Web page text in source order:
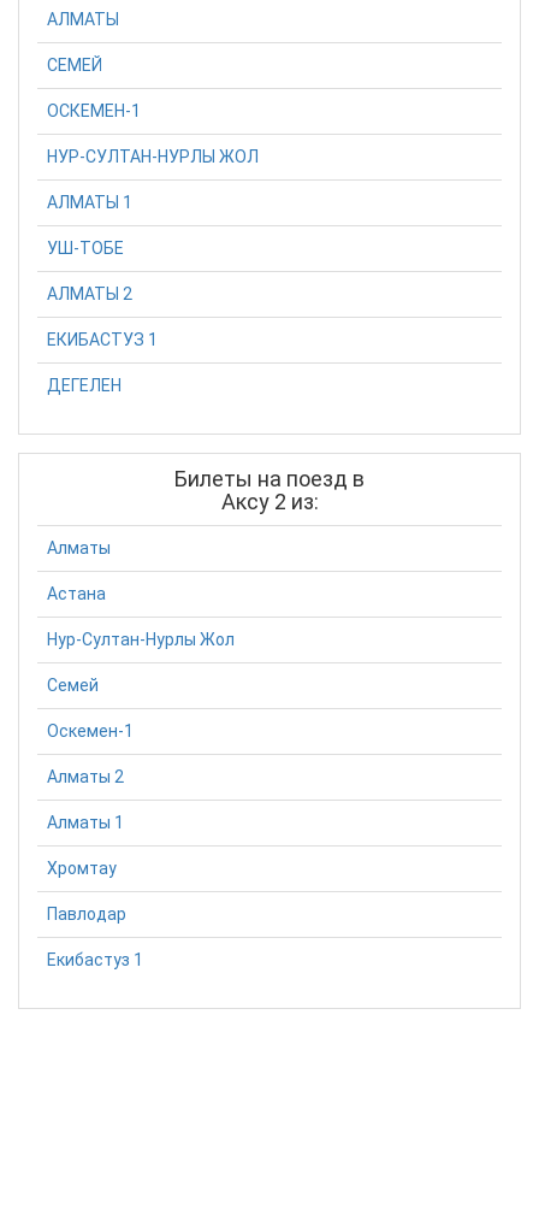
АЛМАТЫ
СЕМЕЙ
ОСКЕМЕН-1
НУР-СУЛТАН-НУРЛЫ ЖОЛ
АЛМАТЫ 1
УШ-ТОБЕ
АЛМАТЫ 2
ЕКИБАСТУЗ 1
ДЕГЕЛЕН
Билеты на поезд в
Аксу 2 из:
Алматы
Астана
Нур-Султан-Нурлы Жол
Семей
Оскемен-1
Алматы 2
Алматы 1
Хромтау
Павлодар
Екибастуз 1